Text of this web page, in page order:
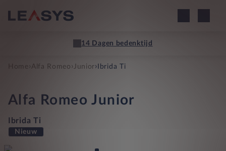
14 Dagen bedenktijd
Home Alfa Romeo ›Junior› Ibrida Ti
Alfa Romeo Junior
Ibrida Ti
Nieuw